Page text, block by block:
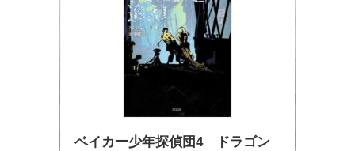
ベイカー少年探偵団4 ドラゴン